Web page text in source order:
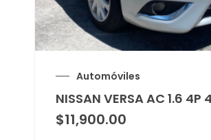
Automóviles
NISSAN VERSA AC 1.6 4P
$11,900.00